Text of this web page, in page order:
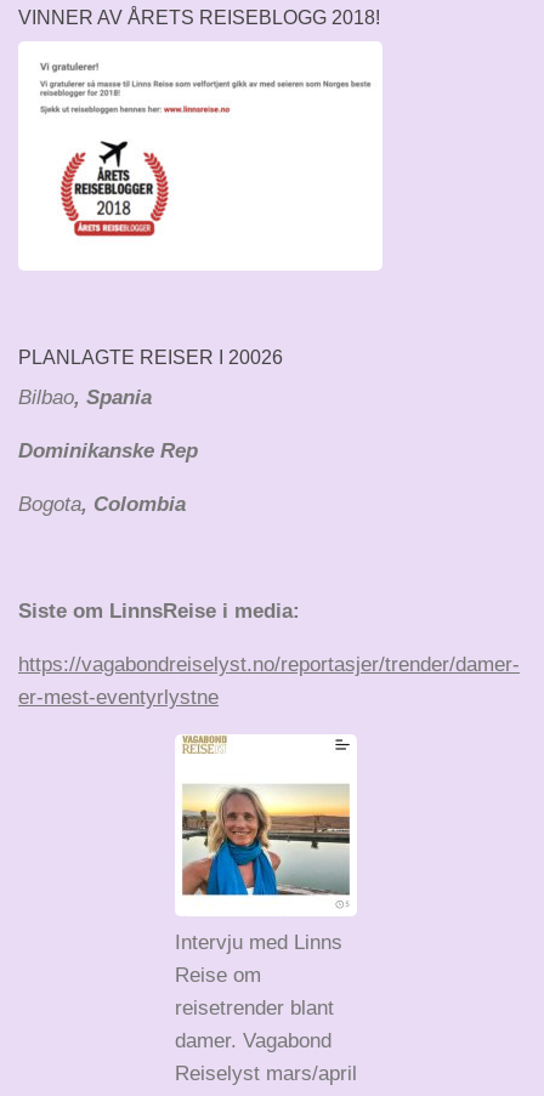
VINNER AV ÅRETS REISEBLOGG 2018!
PLANLAGTE REISER I 20026
Bilbao, Spania
Dominikanske Rep
Bogota, Colombia
Siste om LinnsReise i media:
https://vagabondreiselyst.no/reportasjer/trender/damer-
er-mest-eventyrlystne
Intervju med Linns
Reise om
reisetrender blant
damer. Vagabond
Reiselyst mars/april